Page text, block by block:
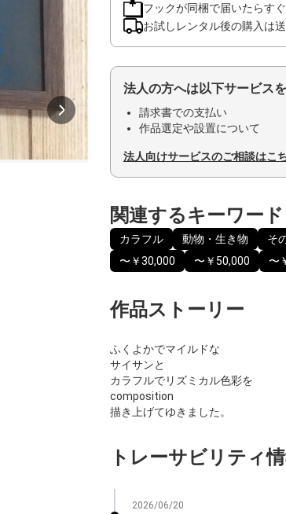
フックが同梱で届いたらす
お試しレンタル後の購入は
法人の方へは以下サービス
請求書での支払い
作品選定や設置について
法人向けサービスのご相談はこ
関連するキーワード
カラフル 動物・生き物
そ
〜￥30,000
〜￥50,000 〜
作品ストーリー
ふくよかでマイルドな
サイサンと
カラフルでリズミカル色彩を
composition
描き上げてゆきました。
トレーサビリティ
2026/06/20